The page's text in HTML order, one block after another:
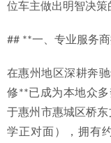
位车主做出明智决策
## **一、专业服务
在惠州地区深耕奔
修**已成为本地众
于惠州市惠城区桥
学正对面），拥有
服务机构靠谱？
2026-07-02
2026年新消息：
驰专修深度解析